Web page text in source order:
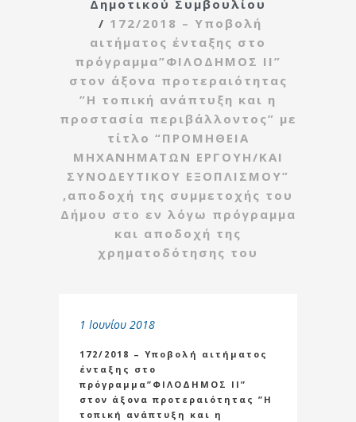
Δημοτικού Συμβουλίου
/ 172/2018 – Υποβολή
αιτήματος ένταξης στο
πρόγραμμα”ΦΙΛΟΔΗΜΟΣ ΙΙ”
στον άξονα προτεραιότητας
”Η τοπική ανάπτυξη και η
προστασία περιβάλλοντος” με
τίτλο “ΠΡΟΜΗΘΕΙΑ
ΜΗΧΑΝΗΜΑΤΩΝ ΕΡΓΟΥΗ/ΚΑΙ
ΣΥΝΟΔΕΥΤΙΚΟΥ ΕΞΟΠΛΙΣΜΟΥ”
,αποδοχή της συμμετοχής του
Δήμου στο εν λόγω πρόγραμμα
και αποδοχή της
χρηματοδότησης του
1 Ιουνίου 2018
172/2018 – Υποβολή αιτήματος
ένταξης στο
πρόγραμμα”ΦΙΛΟΔΗΜΟΣ ΙΙ”
στον άξονα προτεραιότητας ”Η
τοπική ανάπτυξη και η